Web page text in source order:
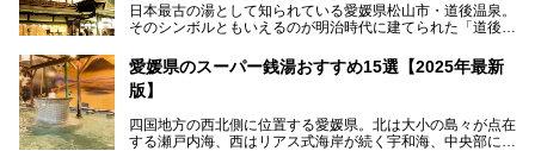
ト。今回はニフティ温泉ライターである筆者自ら宿泊し、名
物の大露天風呂「翠明の湯」の全浴槽をご紹介。また、パブ
その魅力をご紹介します！
日本最古の湯として知られている愛媛県松山市・道後温泉。
そのシンボルともいえるのが明治時代に建てられた「道後温
いた保存修理工事が終わり、いよいよ2024年7月11日から
全館営業再開となります。
愛媛県のスーパー銭湯おすすめ15選【2025年最新
版】
四国地方の西北側に位置する愛媛県。北は大小の島々が点在
する瀬戸内海、西はリアス式海岸が続く宇和海、中央部には